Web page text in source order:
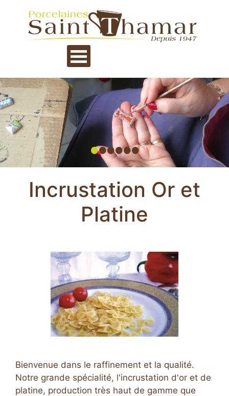
••••••
Incrustation Or et
Platine
Bienvenue dans le raffinement et la qualité.
Notre grande spécialité, l'incrustation d'or et de
platine, production très haut de gamme que